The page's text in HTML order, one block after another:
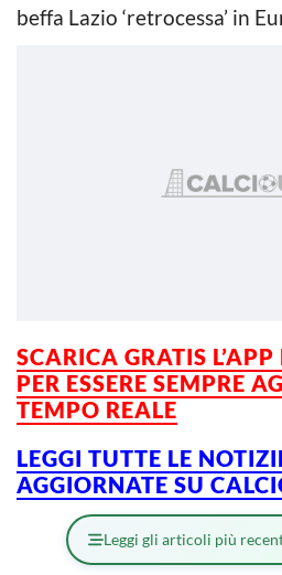
beffa Lazio ‘retrocessa’ in
SCARICA GRATIS
PER ESSERE SEMPRE
TEMPO REALE
LEGGI TUTTE LE
AGGIORNATE SU
Leggi gli articoli più